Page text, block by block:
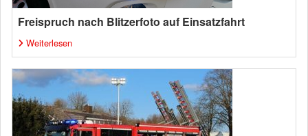
Freispruch nach Blitzerfoto auf Einsatzfahrt
Weiterlesen